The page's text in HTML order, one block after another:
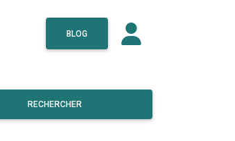
BLOG
RECHERCHER